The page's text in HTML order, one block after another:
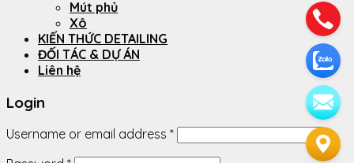
Mút phủ
Xô
KIẾN THỨC DETAILING
ĐỐI TÁC & DỰ ÁN
Liên hệ
Login
Username or email address *